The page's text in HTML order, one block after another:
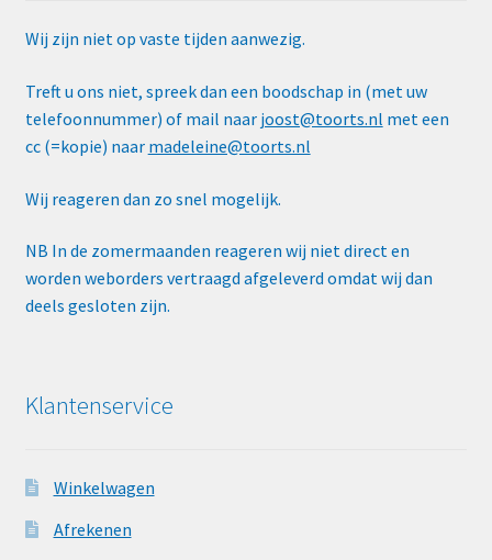
Wij zijn niet op vaste tijden aanwezig.
Treft u ons niet, spreek dan een boodschap in (met uw
telefoonnummer) of mail naar joost@toorts.nl met een
cc (=kopie) naar madeleine@toorts.nl
Wij reageren dan zo snel mogelijk.
NB In de zomermaanden reageren wij niet direct en
worden weborders vertraagd afgeleverd omdat wij dan
deels gesloten zijn.
Klantenservice
Winkelwagen
Afrekenen